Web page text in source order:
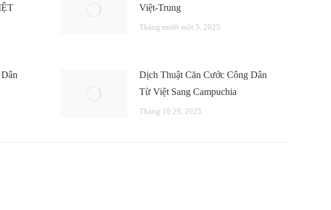
Việt-Trung
Tháng mười một 5, 2025
Dịch Thuật Căn Cước Công Dân
Từ Việt Sang Campuchia
Tháng 10 29, 2025